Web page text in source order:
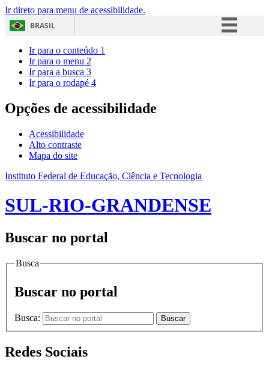
Ir direto para menu de acessibilidade.
BRASIL
Acesso à informação
Ir para o conteúdo 1
Ir para o menu 2
Ir para a busca 3
Ir para o rodapé 4
Opções de acessibilidade
Acessibilidade
Alto contraste
Mapa do site
Instituto Federal de Educação, Ciência e Tecnologia
SUL-RIO-GRANDENSE
Buscar no portal
Busca
Buscar no portal
Busca: Buscar
Redes Sociais